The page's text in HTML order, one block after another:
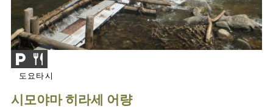
도요타시
시모야마 히라세 어량